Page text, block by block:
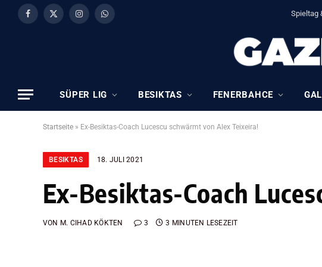
Facebook
X
InstagramWhatsApp Spieltag
SÜPER LIG BESIKTAS FENERBAHCE
Startseite » Ex-Besiktas-Coach Lucescu schwärmt von Alex Teixeira!
BESIKTAS 18. JULI 2021
Ex-Besiktas-Coach
VON M. CIHAD KÖKTEN 3 3 MINUTEN LESEZEIT